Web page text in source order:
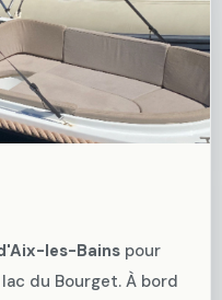
les-Bains pour
du Bourget. À bord